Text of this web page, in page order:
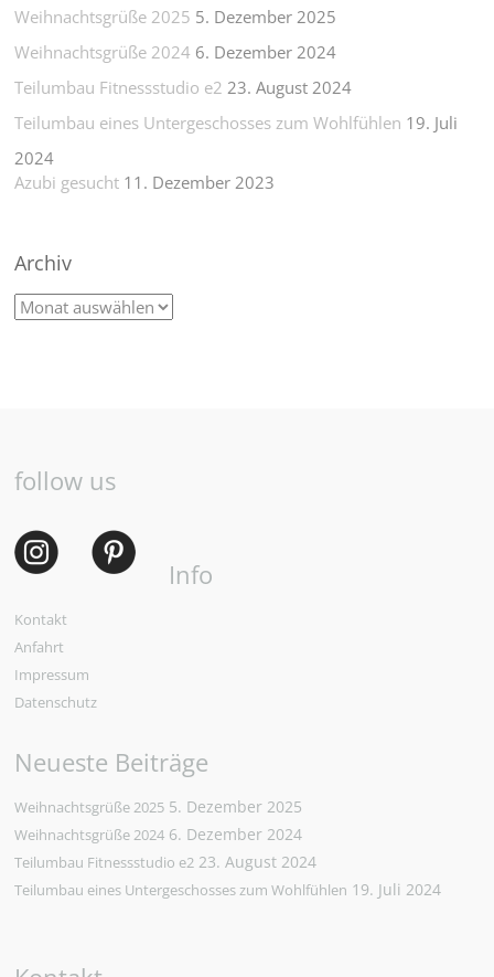
Weihnachtsgrüße 2025 5. Dezember 2025
Weihnachtsgrüße 2024 6. Dezember 2024
Teilumbau Fitnessstudio e2 23. August 2024
Teilumbau eines Untergeschosses zum Wohlfühlen 19. Juli
2024
Azubi gesucht 11. Dezember 2023
Archiv
follow us
Info
Kontakt
Anfahrt
Impressum
Datenschutz
Neueste Beiträge
Weihnachtsgrüße 2025 5. Dezember 2025
Weihnachtsgrüße 2024 6. Dezember 2024
Teilumbau Fitnessstudio e2 23. August 2024
Teilumbau eines Untergeschosses zum Wohlfühlen 19. Juli 2024